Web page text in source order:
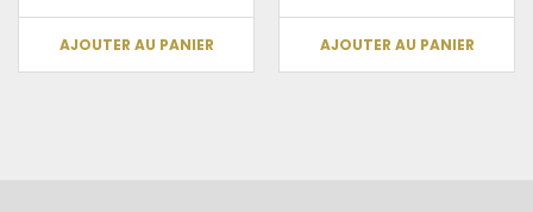
AJOUTER AU PANIER AJOUTER AU PANIER